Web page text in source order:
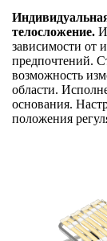
телосложение.
зависимости от
предпочтений.
возможность
области.
основания.
положения